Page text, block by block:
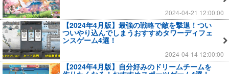
2024-04-21 12:00:00
【2024年4月版】最強の戦略で敵を撃退！つい
ついやり込んでしまうおすすめタワーディフェ
ンスゲーム4選！
2024-04-14 12:00:00
【2024年4月版】自分好みのドリームチームを